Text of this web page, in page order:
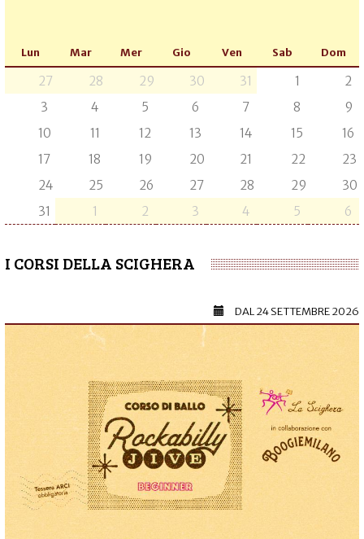
Lun Mar Mer Gio Ven Sab Dom
27 28 29 30 31 1
2
3
4 5 6 7 8
9
10
11 12 13 14 15
16
17
18 19 20 21 22
23
24
25 26 27 28 29
30
31
1 2 3 4 5 6
I CORSI DELLA SCIGHERA
DAL24 SETTEMBRE 2026